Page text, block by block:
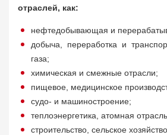
отраслей, как:
нефтедобывающая и
добыча, переработка и
газа;
химическая и смежные отрасли;
пищевое, медицинское
судо- и машиностроение;
теплоэнергетика, атомная
строительство, сельское